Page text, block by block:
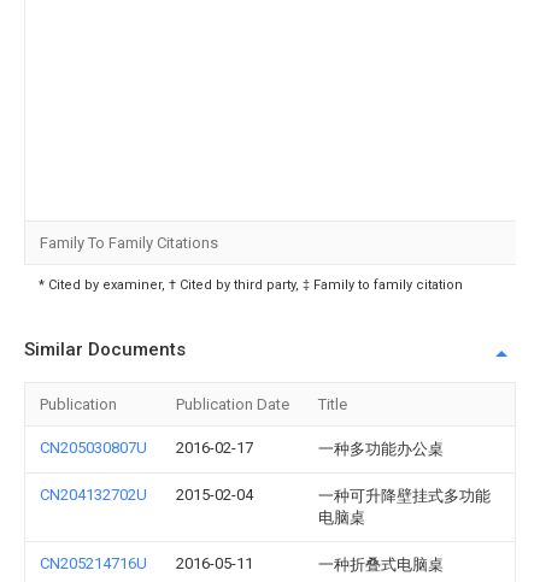
Family To Family Citations
* Cited by examiner, † Cited by third party, ‡ Family to family citation
Similar Documents
Publication Publication Date Title
CN205030807U 2016-02-17 一种多功能办公桌
CN204132702U 2015-02-04
一种可升降壁挂式多功能
电脑桌
CN205214716U 2016-05-11 一种折叠式电脑桌